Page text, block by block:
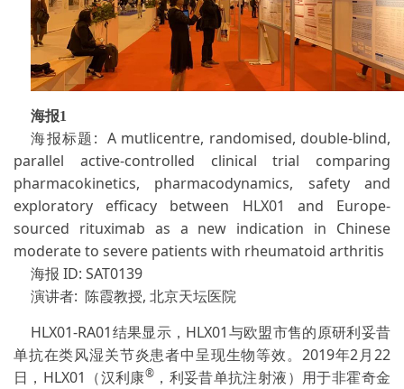
海报1
海报标题: A mutlicentre, randomised, double-blind,
parallel active-controlled clinical trial comparing
pharmacokinetics, pharmacodynamics, safety and
exploratory efficacy between HLX01 and Europe-
sourced rituximab as a new indication in Chinese
moderate to severe patients with rheumatoid arthritis
海报 ID: SAT0139
演讲者: 陈霞教授, 北京天坛医院
HLX01-RA01结果显示，HLX01与欧盟市售的原研利妥昔
单抗在类风湿关节炎患者中呈现生物等效。2019年2月22
日，HLX01（汉利康®，利妥昔单抗注射液）用于非霍奇金